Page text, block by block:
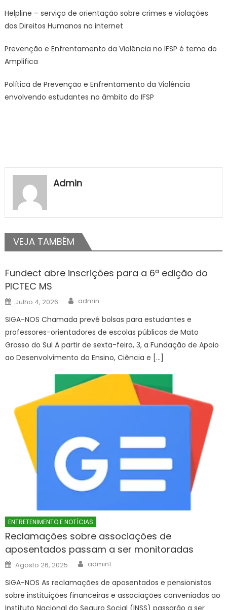
Helpline – serviço de orientação sobre crimes e violações
dos Direitos Humanos na internet
Prevenção e Enfrentamento da Violência no IFSP é tema do
Amplifica
Política de Prevenção e Enfrentamento da Violência
envolvendo estudantes no âmbito do IFSP
Admin
VEJA TAMBÉM
Fundect abre inscrições para a 6ª edição do
PICTEC MS
Posted
on
Julho 4, 2026 Author
admin
SIGA-NOS Chamada prevê bolsas para estudantes e
professores-orientadores de escolas públicas de Mato
Grosso do Sul A partir de sexta-feira, 3, a Fundação de Apoio
ao Desenvolvimento do Ensino, Ciência e […]
ENTRETENIMENTO E NOTÍCIAS
Reclamações sobre associações de
aposentados passam a ser monitoradas
Posted
on
Agosto 26, 2025 Author
admin1
SIGA-NOS As reclamações de aposentados e pensionistas
sobre instituições financeiras e associações conveniadas ao
Instituto Nacional do Seguro Social (INSS) passarão a ser